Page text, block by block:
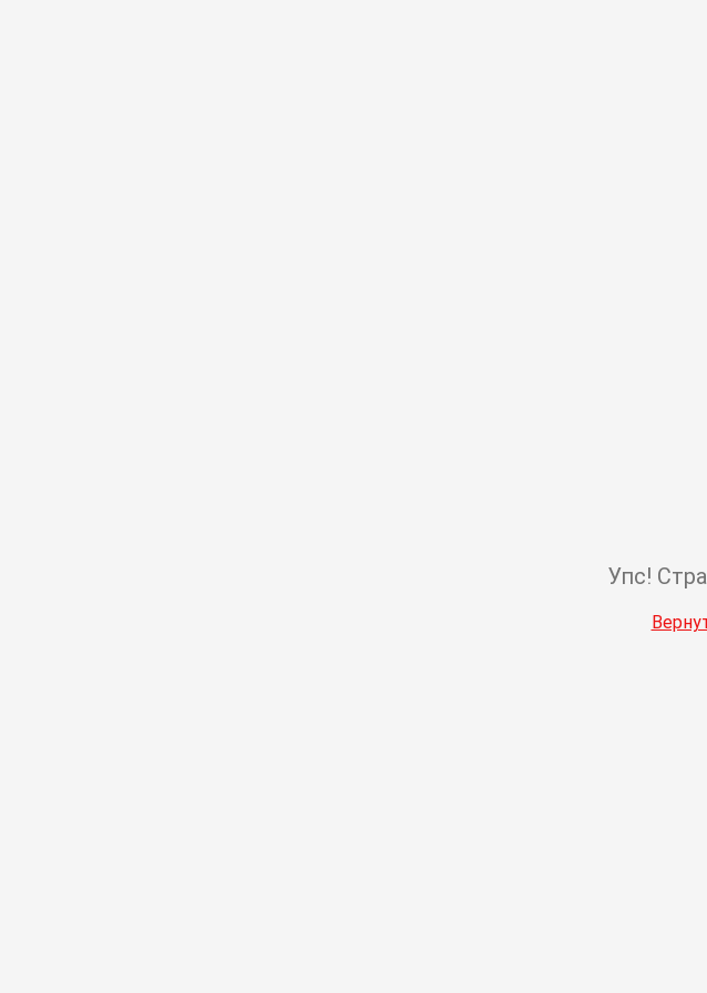
Упс!